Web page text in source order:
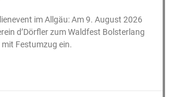
im Allgäu: Am 9. August 2026
d’Dörfler zum Waldfest Bolsterlang
Festumzug ein.